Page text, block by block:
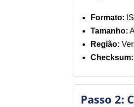
Formato:
Tamanho:
Região:
Checksum:
Passo 2: